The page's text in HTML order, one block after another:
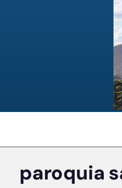
paroquia